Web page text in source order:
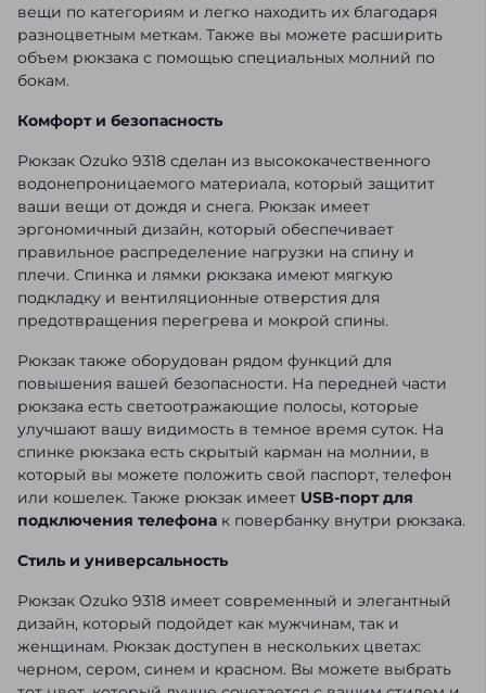
вещи по категориям и легко находить их благодаря
разноцветным меткам. Также вы можете расширить
объем рюкзака с помощью специальных молний по
бокам.
Комфорт и безопасность
Рюкзак Ozuko 9318 сделан из высококачественного
водонепроницаемого материала, который защитит
ваши вещи от дождя и снега. Рюкзак имеет
эргономичный дизайн, который обеспечивает
правильное распределение нагрузки на спину и
плечи. Спинка и лямки рюкзака имеют мягкую
подкладку и вентиляционные отверстия для
предотвращения перегрева и мокрой спины.
Рюкзак также оборудован рядом функций для
повышения вашей безопасности. На передней части
рюкзака есть светоотражающие полосы, которые
улучшают вашу видимость в темное время суток. На
спинке рюкзака есть скрытый карман на молнии, в
который вы можете положить свой паспорт, телефон
или кошелек. Также рюкзак имеет USB-порт для
подключения телефона к повербанку внутри рюкзака.
Стиль и универсальность
Рюкзак Ozuko 9318 имеет современный и элегантный
дизайн, который подойдет как мужчинам, так и
женщинам. Рюкзак доступен в нескольких цветах:
черном, сером, синем и красном. Вы можете выбрать